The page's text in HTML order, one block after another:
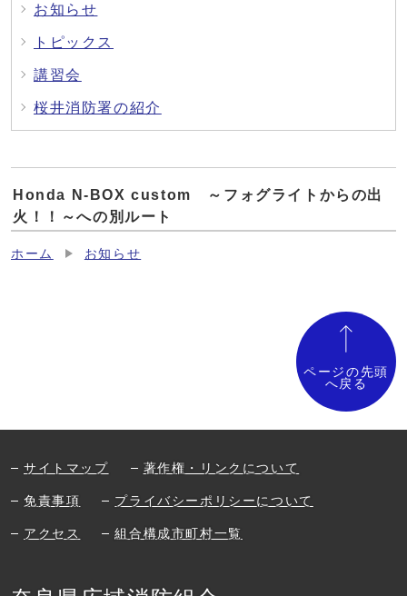
お知らせ
トピックス
講習会
桜井消防署の紹介
Honda N-BOX custom ～フォグライトからの出
火！！～への別ルート
ホーム お知らせ
ページの先頭
へ戻る
サイトマップ 著作権・リンクについて
免責事項 プライバシーポリシーについて
アクセス 組合構成市町村一覧